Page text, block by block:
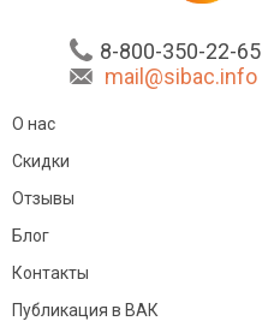
8-800-350-22-65
mail@sibac.info
О нас
Скидки
Отзывы
Блог
Контакты
Публикация в ВАК